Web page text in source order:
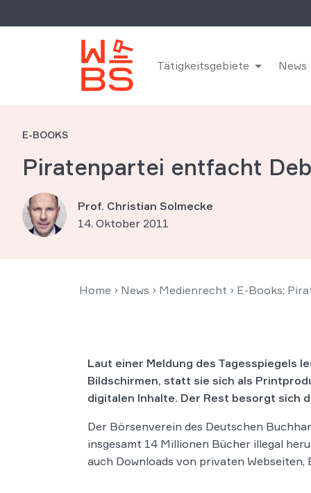
Tätigkeitsgebiete News
E-BOOKS
Piratenpartei entfacht
Prof. Christian Solmecke
14. Oktober 2011
Home › News › Medienrecht › E-Books:
Laut einer Meldung des Tagesspiegels
Bildschirmen, statt sie sich als
digitalen Inhalte. Der Rest besorgt sich
Der Börsenverein des Deutschen
insgesamt 14 Millionen Bücher illegal
auch Downloads von privaten Webseiten,